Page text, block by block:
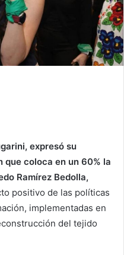
expresó su
que coloca en un 60% la
Ramírez Bedolla,
positivo de las políticas
implementadas en
del tejido